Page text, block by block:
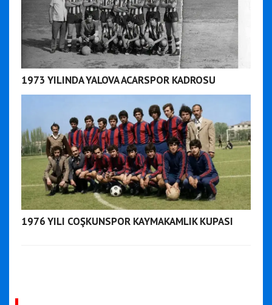
1973 YILINDA YALOVA ACARSPOR KADROSU
1976 YILI COŞKUNSPOR KAYMAKAMLIK KUPASI